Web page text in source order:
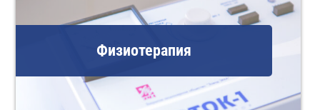
Физиотерапия